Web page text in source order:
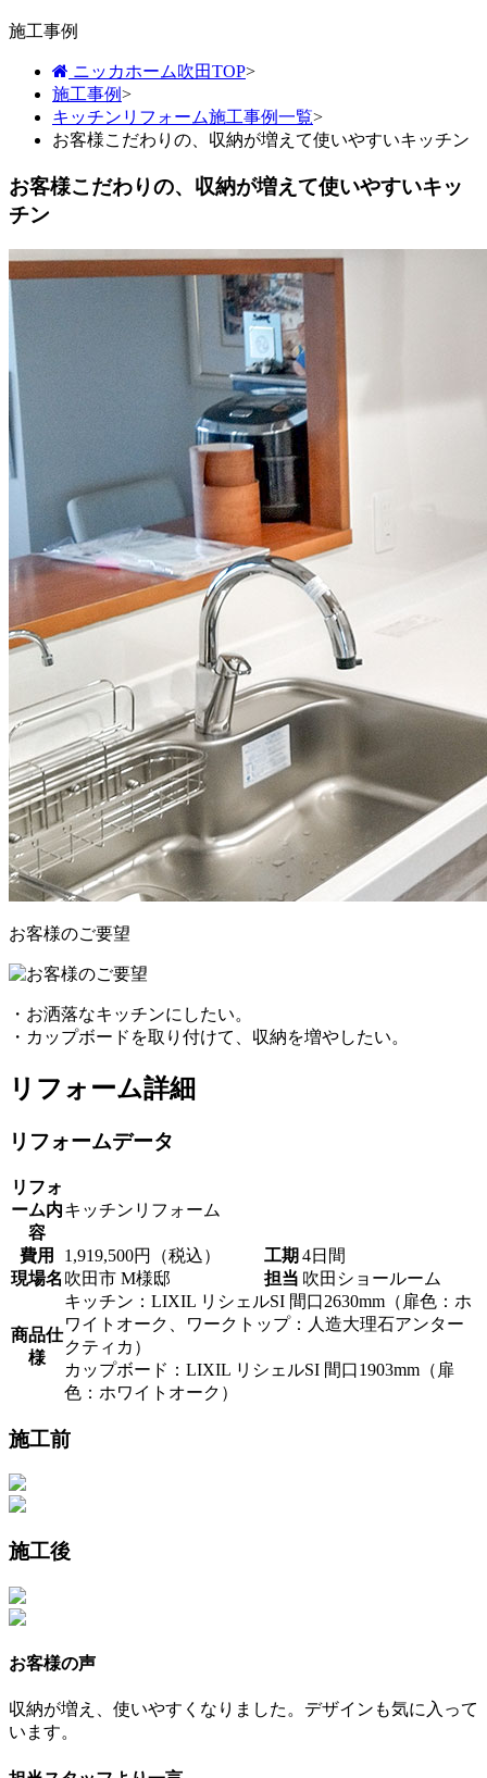
施工事例
ニッカホーム吹田TOP>
施工事例>
キッチンリフォーム施工事例一覧>
お客様こだわりの、収納が増えて使いやすいキッチン
お客様こだわりの、収納が増えて使いやすいキッ
チン
お客様のご要望
・お洒落なキッチンにしたい。
・カップボードを取り付けて、収納を増やしたい。
リフォーム詳細
リフォームデータ
リフォ
ーム内
容
キッチンリフォーム
費用 1,919,500円（税込） 工期 4日間
現場名 吹田市 M様邸 担当 吹田ショールーム
商品仕
様
キッチン：LIXIL リシェルSI 間口2630mm（扉色：ホ
ワイトオーク、ワークトップ：人造大理石アンター
クティカ）
カップボード：LIXIL リシェルSI 間口1903mm（扉
色：ホワイトオーク）
施工前
施工後
お客様の声
収納が増え、使いやすくなりました。デザインも気に入って
います。